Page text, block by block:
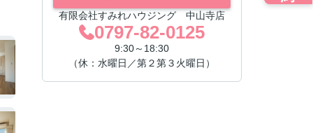
有限会社すみれハウジング 中山寺店
0797-82-0125
9:30～18:30
（休：水曜日／第２第３火曜日）